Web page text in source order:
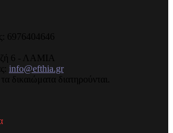
6976404646
6 - ΛΑΜΙΑ
info@efthia.gr
δικαιώματα διατηρούνται.